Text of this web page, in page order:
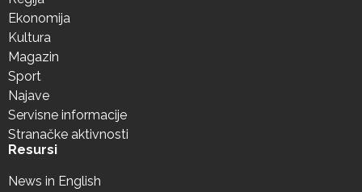
Ekonomija
Kultura
Magazin
Sport
Najave
Servisne informacije
Stranačke aktivnosti
Resursi
News in English